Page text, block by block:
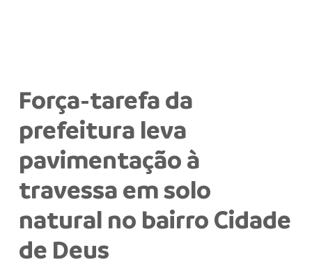
Força-tarefa da
prefeitura leva
pavimentação à
travessa em solo
natural no bairro Cidade
de Deus